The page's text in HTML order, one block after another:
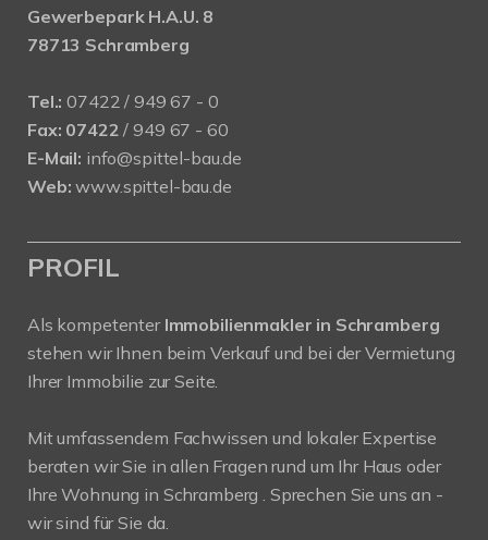
Gewerbepark H.A.U. 8
78713 Schramberg
Tel.: 07422 / 949 67 - 0
Fax: 07422 / 949 67 - 60
E-Mail: info@spittel-bau.de
Web: www.spittel-bau.de
PROFIL
Als kompetenter Immobilienmakler in Schramberg
stehen wir Ihnen beim Verkauf und bei der Vermietung
Ihrer Immobilie zur Seite.
Mit umfassendem Fachwissen und lokaler Expertise
beraten wir Sie in allen Fragen rund um Ihr Haus oder
Ihre Wohnung in Schramberg . Sprechen Sie uns an -
wir sind für Sie da.